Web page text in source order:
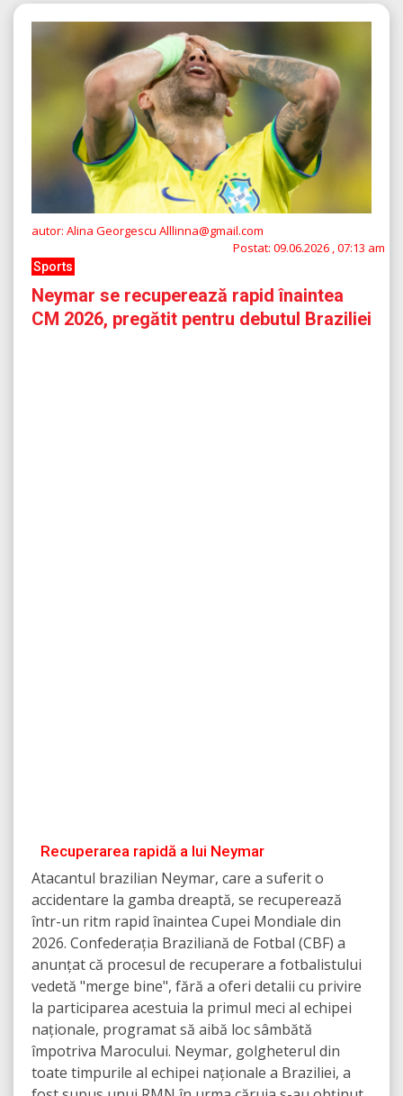
autor: Alina Georgescu Alllinna@gmail.com
Postat: 09.06.2026 , 07:13 am
Sports
Neymar se recuperează rapid înaintea
CM 2026, pregătit pentru debutul Braziliei
Recuperarea rapidă a lui Neymar
Atacantul brazilian Neymar, care a suferit o
accidentare la gamba dreaptă, se recuperează
într-un ritm rapid înaintea Cupei Mondiale din
2026. Confederația Braziliană de Fotbal (CBF) a
anunțat că procesul de recuperare a fotbalistului
vedetă "merge bine", fără a oferi detalii cu privire
la participarea acestuia la primul meci al echipei
naționale, programat să aibă loc sâmbătă
împotriva Marocului. Neymar, golgheterul din
toate timpurile al echipei naționale a Braziliei, a